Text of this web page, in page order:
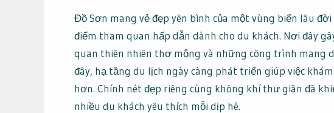
Đồ Sơn mang vẻ đẹp yên bình của một vùng biển lâu
điểm tham quan hấp dẫn dành cho du khách. Nơi đây
quan thiên nhiên thơ mộng và những công trình mang
đây, hạ tầng du lịch ngày càng phát triển giúp việc
hơn. Chính nét đẹp riêng cùng không khí thư giãn đã
nhiều du khách yêu thích mỗi dịp hè.